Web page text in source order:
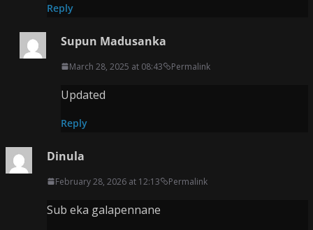
Reply
Supun Madusanka
March 28, 2025 at 08:43 Permalink
Updated
Reply
Dinula
February 28, 2026 at 12:13 Permalink
Sub eka galapennane